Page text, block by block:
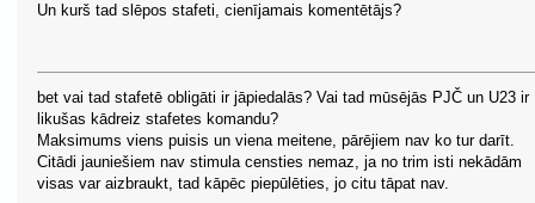
Un kurš tad slēpos stafeti, cienījamais komentētājs?
bet vai tad stafetē obligāti ir jāpiedalās? Vai tad mūsējās PJČ un U23 ir
likušas kādreiz stafetes komandu?
Maksimums viens puisis un viena meitene, pārējiem nav ko tur darīt.
Citādi jauniešiem nav stimula censties nemaz, ja no trim isti nekādām
visas var aizbraukt, tad kāpēc piepūlēties, jo citu tāpat nav.